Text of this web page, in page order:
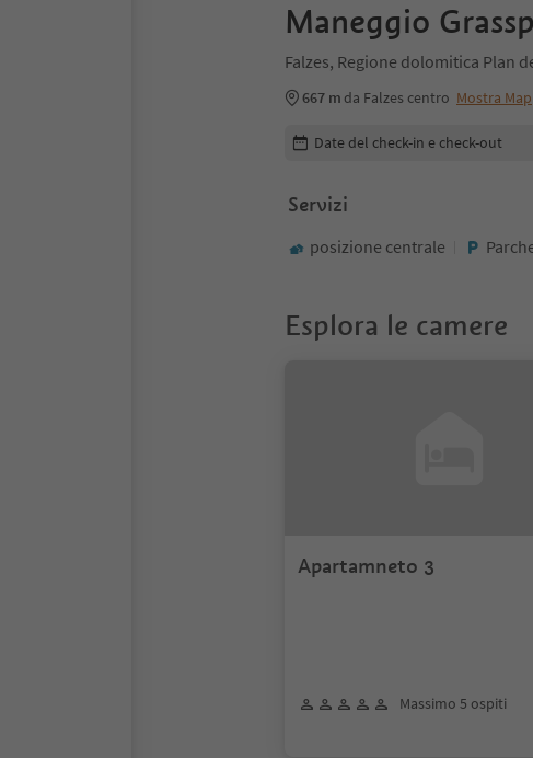
Maneggio
Falzes, Regione dolomitica Plan
667 m da Falzes centro Mostra
Modifica i dettagli della
Date del check-in e check-out
Servizi
posizione centrale
Esplora le camere
Apartamneto 3
Massimo 5 ospiti